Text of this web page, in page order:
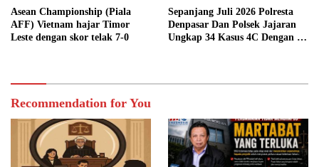
Asean Championship (Piala
AFF) Vietnam hajar Timor
Leste dengan skor telak 7-0
Sepanjang Juli 2026 Polresta
Denpasar Dan Polsek Jajaran
Ungkap 34 Kasus 4C Dengan 42
Recommendation for You